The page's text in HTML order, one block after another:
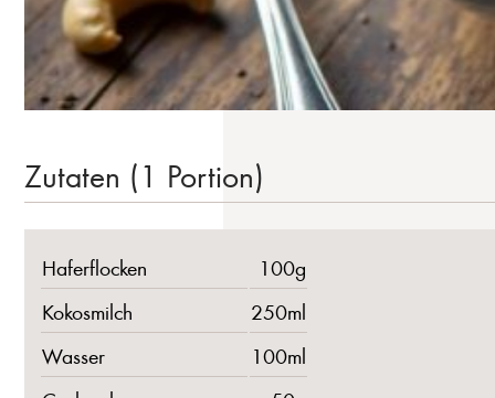
Zutaten (1 Portion)
Haferflocken
100g
Kokosmilch
250ml
Wasser
100ml